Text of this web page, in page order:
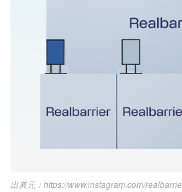
https://www.instagram.com/